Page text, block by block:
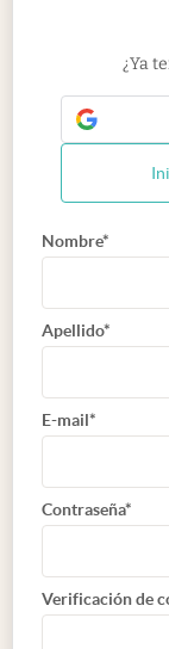
¿Ya
Nombre*
Apellido*
E-mail*
Contraseña*
Verificación de